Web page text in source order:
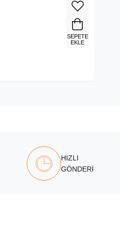
SEPETE
EKLE
HIZLI
GÖNDERİ